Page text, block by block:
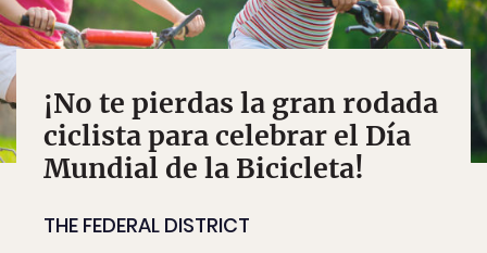
¡No te pierdas la gran rodada
ciclista para celebrar el Día
Mundial de la Bicicleta!
THE FEDERAL DISTRICT